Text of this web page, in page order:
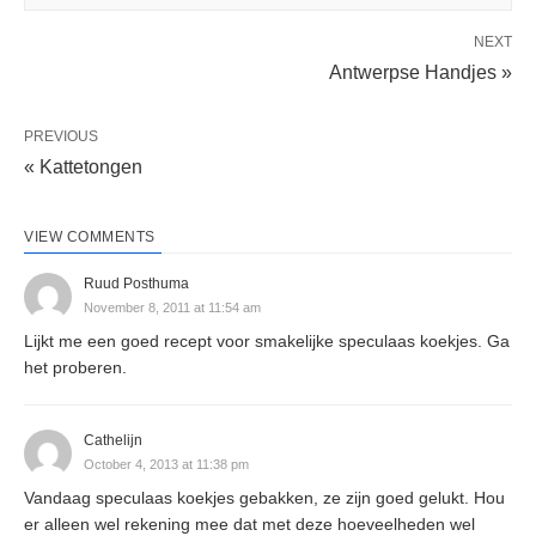
NEXT
Antwerpse Handjes »
PREVIOUS
« Kattetongen
VIEW COMMENTS
Ruud Posthuma
November 8, 2011 at 11:54 am
Lijkt me een goed recept voor smakelijke speculaas koekjes. Ga
het proberen.
Cathelijn
October 4, 2013 at 11:38 pm
Vandaag speculaas koekjes gebakken, ze zijn goed gelukt. Hou
er alleen wel rekening mee dat met deze hoeveelheden wel